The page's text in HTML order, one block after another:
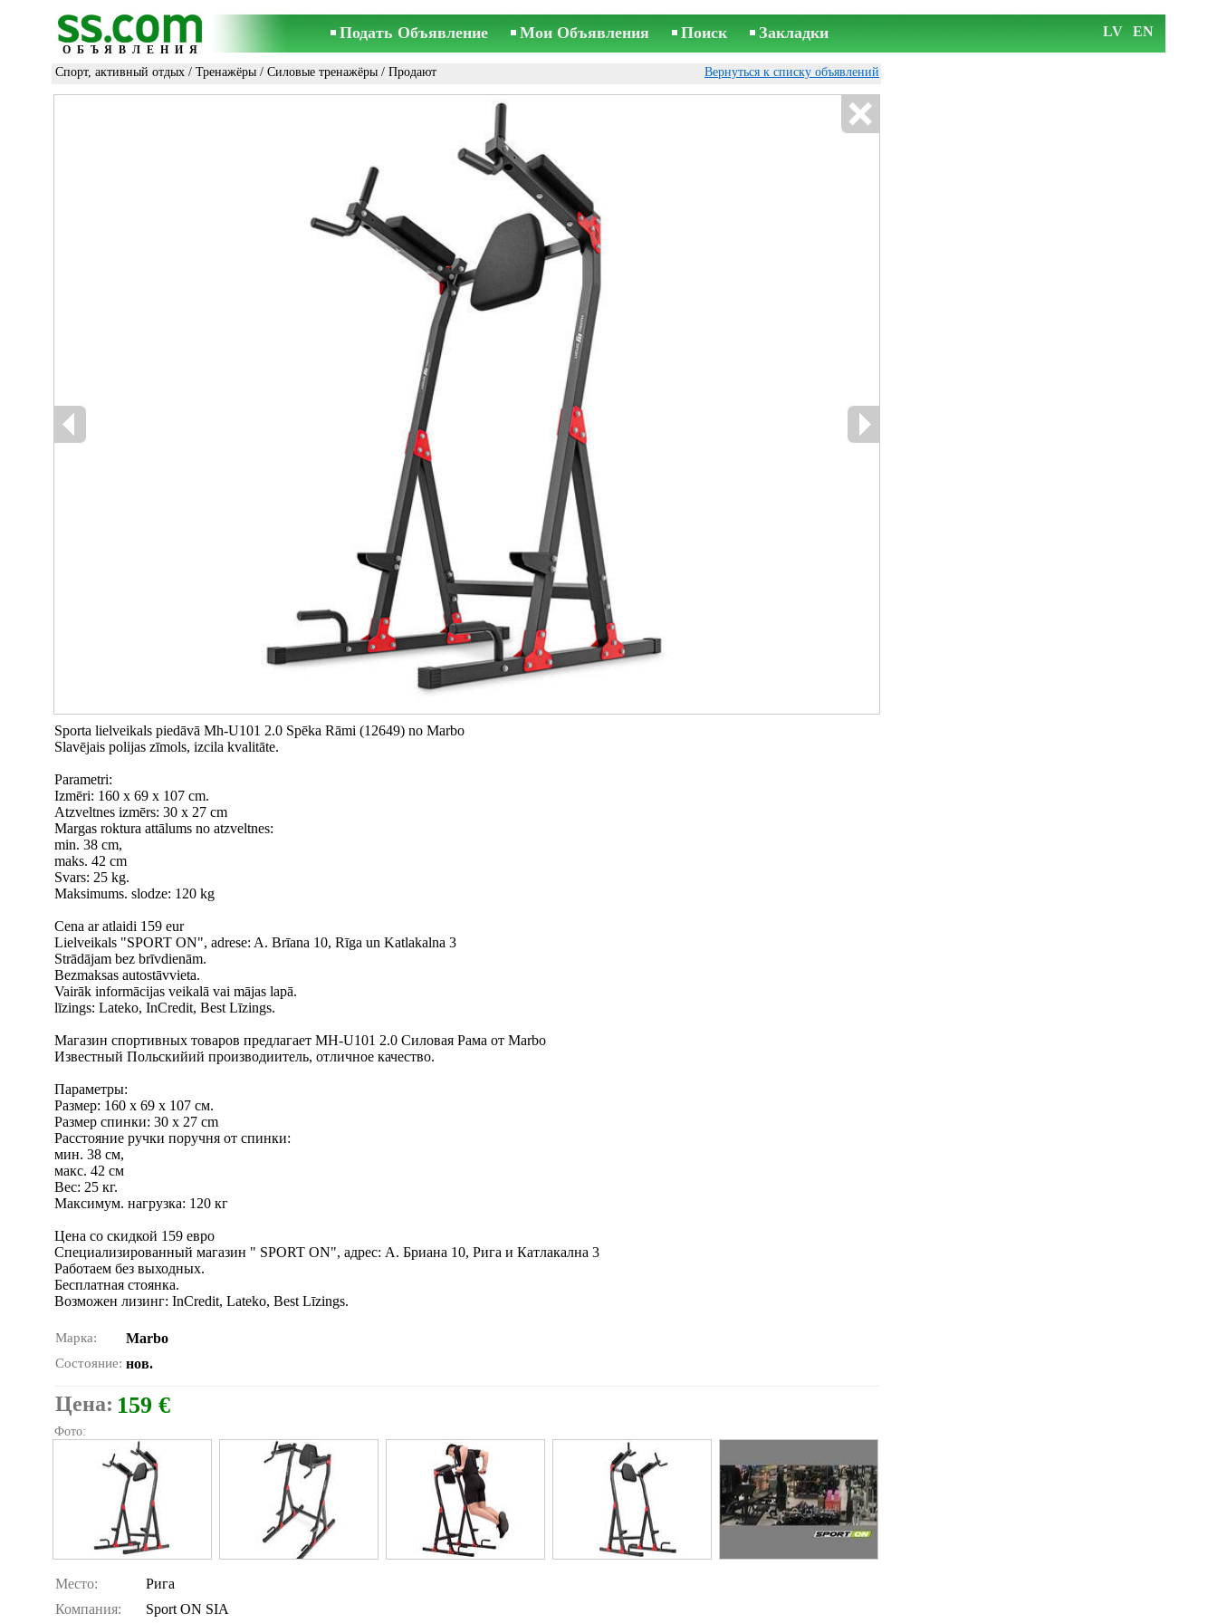
ОБЪЯВЛЕНИЯ
Подать Объявление Мои Объявления Поиск Закладки LV EN
Спорт, активный отдых / Тренажёры / Силовые тренажёры / Продают Вернуться к списку объявлений
Sporta lielveikals piedāvā Mh-U101 2.0 Spēka Rāmi (12649) no Marbo
Slavējais polijas zīmols, izcila kvalitāte.
Parametri:
Izmēri: 160 x 69 x 107 cm.
Atzveltnes izmērs: 30 x 27 cm
Margas roktura attālums no atzveltnes:
min. 38 cm,
maks. 42 cm
Svars: 25 kg.
Maksimums. slodze: 120 kg
Cena ar atlaidi 159 eur
Lielveikals "SPORT ON", adrese: A. Brīana 10, Rīga un Katlakalna 3
Strādājam bez brīvdienām.
Bezmaksas autostāvvieta.
Vairāk informācijas veikalā vai mājas lapā.
līzings: Lateko, InCredit, Best Līzings.
Магазин спортивных товаров предлагает MH-U101 2.0 Силовая Рама от Marbo
Известный Польскийий производиитель, отличное качество.
Параметры:
Размер: 160 x 69 x 107 см.
Размер спинки: 30 x 27 cm
Расстояние ручки поручня от спинки:
мин. 38 см,
макс. 42 см
Вес: 25 кг.
Максимум. нагрузка: 120 кг
Цена со скидкой 159 еврo
Специализированный магазин " SPORT ON", адрес: А. Бриана 10, Рига и Катлакална 3
Работаем без выходных.
Бесплатная стоянка.
Bозможен лизинг: InCredit, Lateko, Best Līzings.
Марка: Marbo
Состояние: нов.
Цена: 159 €
Фото:
Место:
Рига
Компания:
Sport ON SIA